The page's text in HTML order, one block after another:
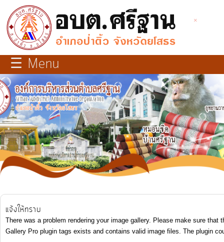
หน้า
หลัก
เกี่ยว
กับ
เรา
บุคลากร
พัฒนา
ท้อง
ถิ่น
☰ Menu
×
แจ้งให้ทราบ
There was a problem rendering your image gallery. Please make sure that
Gallery Pro plugin tags exists and contains valid image files. The plugin